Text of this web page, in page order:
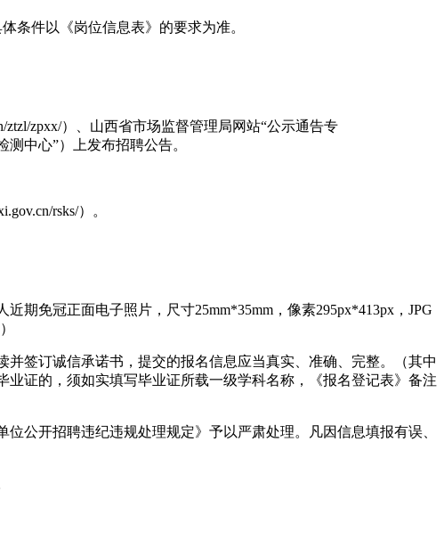
条件以《岗位信息表》的要求为准。
ztzl/zpxx/）、山西省市场监督管理局网站“公示通告专
测中心”）上发布招聘公告。
rsks/）。
期免冠正面电子照片，尺寸25mm*35mm，像素295px*413px，JPG
签订诚信承诺书，提交的报名信息应当真实、准确、完整。（其中
证的，须如实填写毕业证所载一级学科名称，《报名登记表》备注
公开招聘违纪违规处理规定》予以严肃处理。凡因信息填报有误、